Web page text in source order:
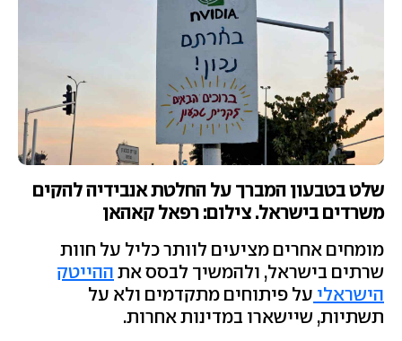
שלט בטבעון המברך על החלטת אנבידיה להקים
משרדים בישראל. צילום: רפאל קאהאן
מומחים אחרים מציעים לוותר כליל על חוות
שרתים בישראל, ולהמשיך לבסס אתההייטק
הישראלי על פיתוחים מתקדמים ולא על
תשתיות, שיישארו במדינות אחרות.